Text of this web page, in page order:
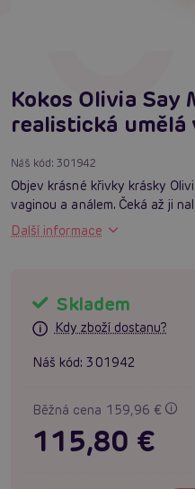
Kokos Olivia Say
realistická umělá
Náš kód:301942
Objev krásné křivky krásky
vaginou a análem. Čeká až ji
Další informace
Skladem
Kdy zboží dostanu?
Náš kód: 301942
Běžná cena 159,96 €
115,80 €